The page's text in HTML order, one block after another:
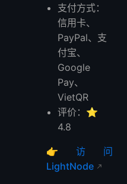
支付方式：
信用卡、
PayPal、支
付宝、
Google
Pay、
VietQR
评价：⭐
4.8
👉 访问
LightNode